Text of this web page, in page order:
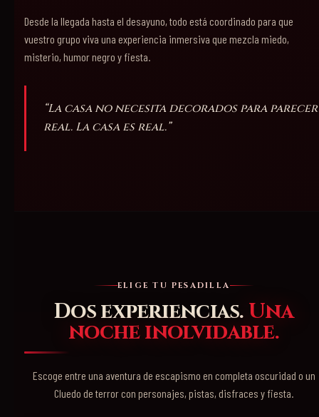
Desde la llegada hasta el desayuno, todo está coordinado para que
vuestro grupo viva una experiencia inmersiva que mezcla miedo,
misterio, humor negro y fiesta.
“La casa no necesita decorados para parecer
real. La casa es real.”
ELIGE TU PESADILLA
Dos experiencias. Una
noche inolvidable.
Escoge entre una aventura de escapismo en completa oscuridad o un
Cluedo de terror con personajes, pistas, disfraces y fiesta.